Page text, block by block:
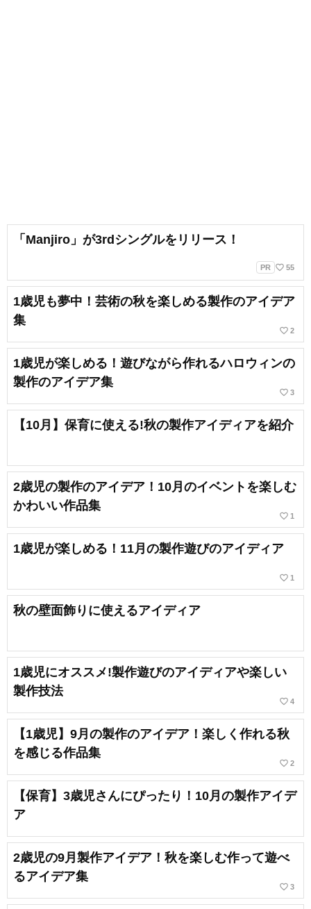
「Manjiro」が3rdシングルをリリース！
PR favorite_border 55
1歳児も夢中！芸術の秋を楽しめる製作のアイデア
集
favorite_border 2
1歳児が楽しめる！遊びながら作れるハロウィンの
製作のアイデア集
favorite_border 3
【10月】保育に使える!秋の製作アイディアを紹介
2歳児の製作のアイデア！10月のイベントを楽しむ
かわいい作品集
favorite_border 1
1歳児が楽しめる！11月の製作遊びのアイディア
favorite_border 1
秋の壁面飾りに使えるアイディア
1歳児にオススメ!製作遊びのアイディアや楽しい
製作技法
favorite_border 4
【1歳児】9月の製作のアイデア！楽しく作れる秋
を感じる作品集
favorite_border 2
【保育】3歳児さんにぴったり！10月の製作アイデ
ア
2歳児の9月製作アイデア！秋を楽しむ作って遊べ
るアイデア集
favorite_border 3